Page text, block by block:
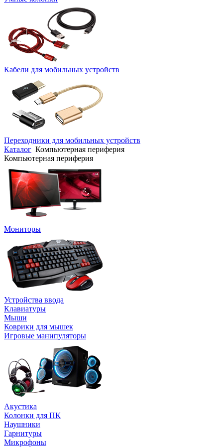
Кабели для мобильных устройств
Переходники для мобильных устройств
Каталог Компьютерная периферия
Компьютерная периферия
Мониторы
Устройства ввода
Клавиатуры
Мыши
Коврики для мышек
Игровые манипуляторы
Акустика
Колонки для ПК
Наушники
Гарнитуры
Микрофоны